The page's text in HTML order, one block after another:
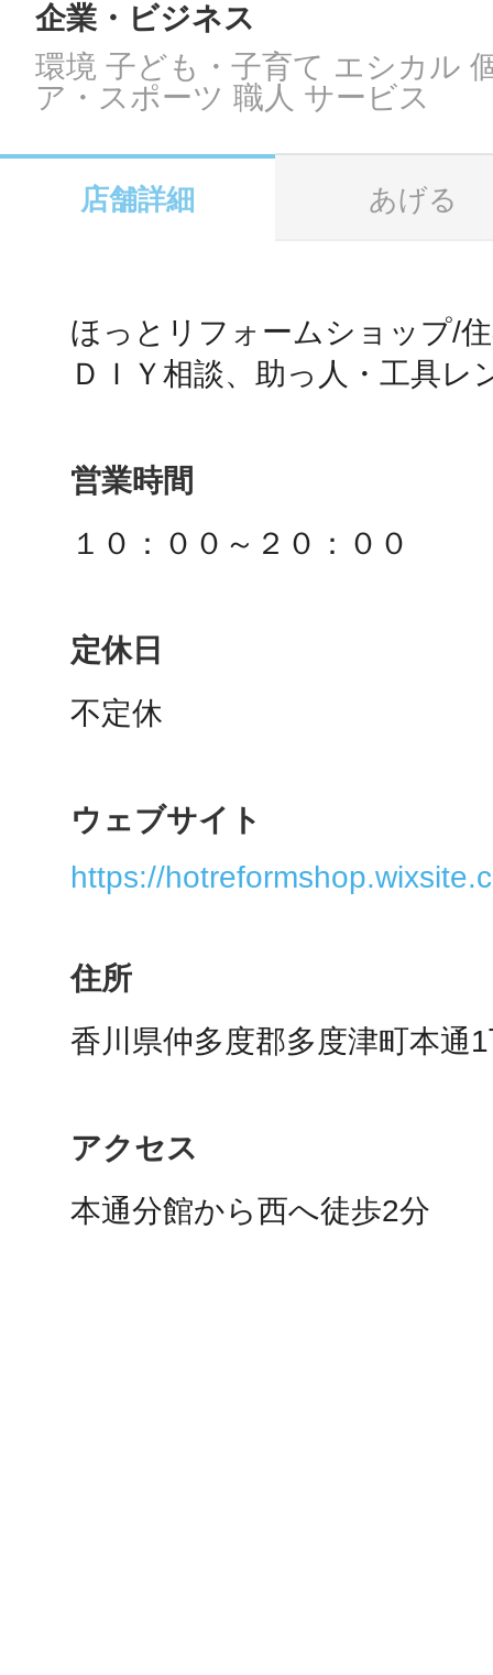
メール
企業・ビジネス
環境 子ども・子育て エシカル
ア・スポーツ 職人 サービス
店舗詳細 あげる
ほっとリフォームショップ/
ＤＩＹ相談、助っ人・工具レ
営業時間
１０：００～２０：００
定休日
不定休
ウェブサイト
https://
住所
香川県仲多度郡多度津町本通
アクセス
本通分館から西へ徒歩2分
地域ごとの
智頭
鴻巣
高知市
シモキ